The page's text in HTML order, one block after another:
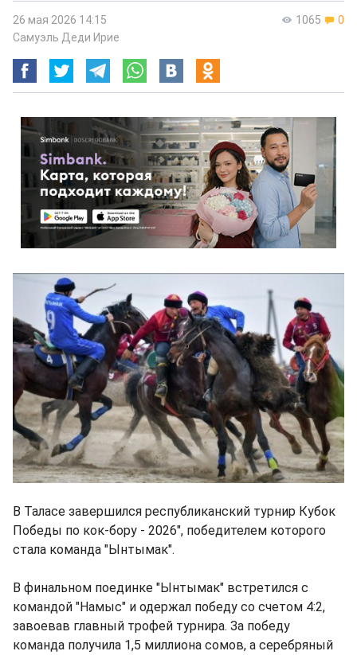
1065 0
26 мая 2026 14:15
Самуэль Деди Ирие
В Таласе завершился республиканский турнир Кубок
Победы по кок-бору - 2026", победителем которого
стала команда "Ынтымак".
В финальном поединке "Ынтымак" встретился с
командой "Намыс" и одержал победу со счетом 4:2,
завоевав главный трофей турнира. За победу
команда получила 1,5 миллиона сомов, а серебряный